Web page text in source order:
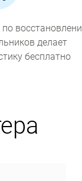
делает
бесплатно